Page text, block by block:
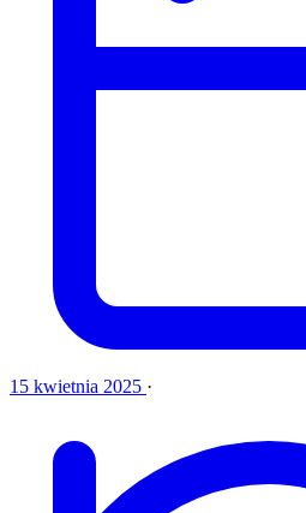
15 kwietnia 2025 ·